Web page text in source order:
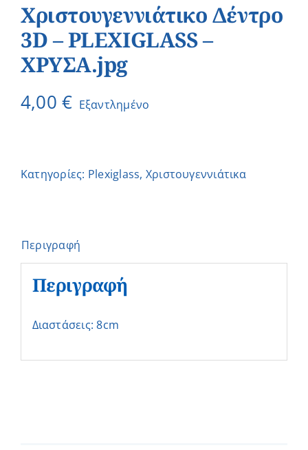
Χριστουγεννιάτικο Δέντρο
3D – PLEXIGLASS –
ΧΡΥΣΑ.jpg
4,00€ Εξαντλημένο
Κατηγορίες: Plexiglass, Χριστουγεννιάτικα
Περιγραφή
Περιγραφή
Διαστάσεις: 8cm